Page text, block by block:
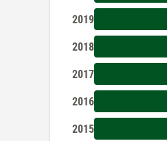
2019
2018
2017
2016
2015